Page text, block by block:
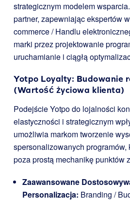
strategicznym modelem
partner, zapewniając ekspertów
commerce / Handlu
marki przez projektowanie
uruchamianie i ciągłą
Yotpo Loyalty: Budowanie
(Wartość życiowa klienta)
Podejście Yotpo do lojalności
elastyczności i strategicznym
umożliwia markom tworzenie
spersonalizowanych programów,
poza prostą mechanikę punktów
Zaawansowane
Personalizacja: Branding /